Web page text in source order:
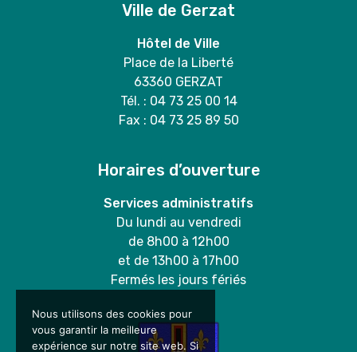
Ville de Gerzat
Hôtel de Ville
Place de la Liberté
63360 GERZAT
Tél. : 04 73 25 00 14
Fax : 04 73 25 89 50
Horaires d’ouverture
Services administratifs
Du lundi au vendredi
de 8h00 à 12h00
et de 13h00 à 17h00
Fermés les jours fériés
Nous utilisons des cookies pour
vous garantir la meilleure
expérience sur notre site web. Si